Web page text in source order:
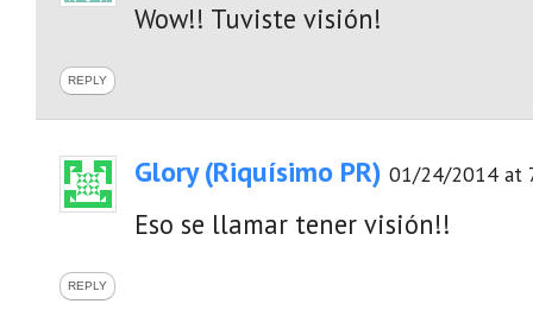
Wow!! Tuviste visión!
REPLY
Glory (Riquísimo PR) 01/24/2014 at
Eso se llamar tener visión!!
REPLY